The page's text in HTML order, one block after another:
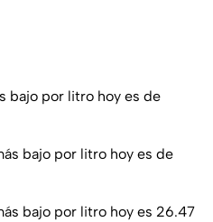
bajo por litro hoy es de
bajo por litro hoy es de
bajo por litro hoy es 26.47